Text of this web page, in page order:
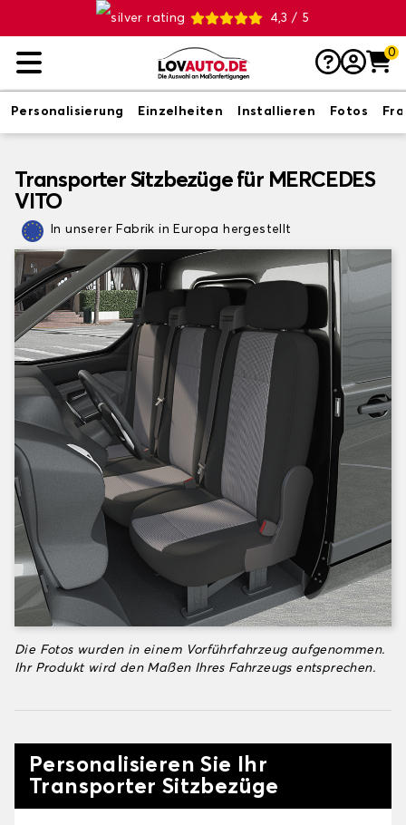
4,3 / 5
0
Personalisierung Einzelheiten Installieren Fotos
Transporter Sitzbezüge für MERCEDES
VITO
In unserer Fabrik in Europa hergestellt
Die Fotos wurden in einem Vorführfahrzeug aufgenommen.
Ihr Produkt wird den Maßen Ihres Fahrzeugs entsprechen.
Personalisieren Sie Ihr
Transporter Sitzbezüge